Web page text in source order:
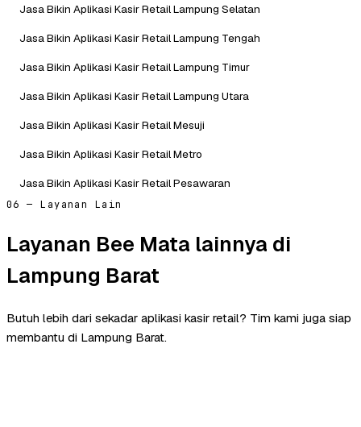
Jasa Bikin Aplikasi Kasir Retail Lampung Selatan
Jasa Bikin Aplikasi Kasir Retail Lampung Tengah
Jasa Bikin Aplikasi Kasir Retail Lampung Timur
Jasa Bikin Aplikasi Kasir Retail Lampung Utara
Jasa Bikin Aplikasi Kasir Retail Mesuji
Jasa Bikin Aplikasi Kasir Retail Metro
Jasa Bikin Aplikasi Kasir Retail Pesawaran
06 — Layanan Lain
Layanan Bee Mata lainnya di
Lampung Barat
Butuh lebih dari sekadar aplikasi kasir retail? Tim kami juga siap
membantu di Lampung Barat.